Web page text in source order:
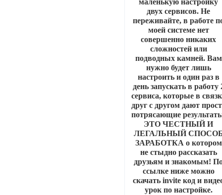
маленькую настройку
двух сервисов. Не
переживайте, в работе
моей системе нет
совершенно никаких
сложностей или
подводных камней. Вам
нужно будет лишь
настроить и один раз в
день запускать в работу
сервиса, которые в
друг с другом дают
потрясающие
ЭТО ЧЕСТНЫЙ И
ЛЕГАЛЬНЫЙ
ЗАРАБОТКА о котором
не стыдно рассказать
друзьям и знакомым!
ссылке ниже можно
скачать invite код и
урок по настройке.